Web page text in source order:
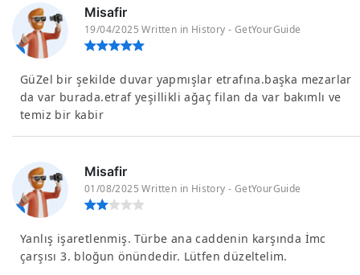
Misafir
19/04/2025 Written in History - GetYourGuide
GüZel bir şekilde duvar yapmışlar etrafına.başka mezarlar
da var burada.etraf yeşillikli ağaç filan da var bakımlı ve
temiz bir kabir
Misafir
01/08/2025 Written in History - GetYourGuide
Yanlış işaretlenmiş. Türbe ana caddenin karşında İmc
çarşısı 3. bloğun önündedir. Lütfen düzeltelim.